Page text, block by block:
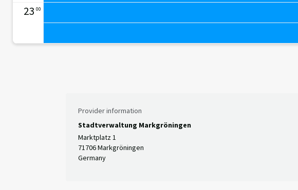
23 00
Provider information
Stadtverwaltung Markgröningen
Marktplatz 1
71706 Markgröningen
Germany